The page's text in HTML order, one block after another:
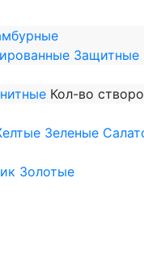
Защитные
Кол-во
Зеленые
Золотые